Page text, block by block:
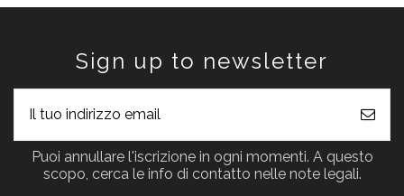
Sign up to newsletter
Puoi annullare l'iscrizione in ogni momenti. A questo
scopo, cerca le info di contatto nelle note legali.